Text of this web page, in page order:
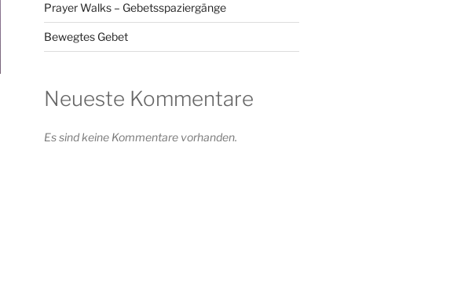
Prayer Walks – Gebetsspaziergänge
Bewegtes Gebet
Neueste Kommentare
Es sind keine Kommentare vorhanden.